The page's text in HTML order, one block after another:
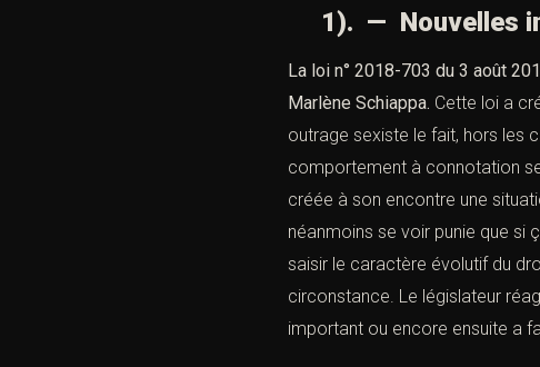
1). — Nouvelles
La loi n° 2018-703 du 3 août
Marlène Schiappa. Cette loi a
outrage sexiste le fait, hors les
comportement à connotation
créée à son encontre une
néanmoins se voir punie que si
saisir le caractère évolutif du
circonstance. Le législateur
important ou encore ensuite a